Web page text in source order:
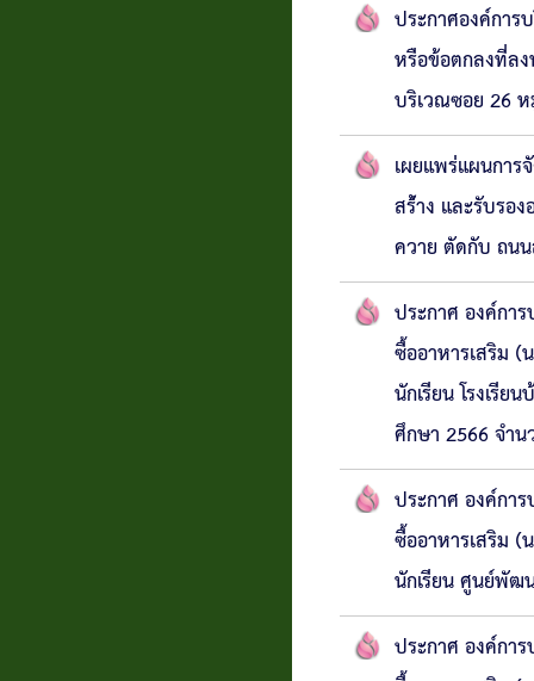
ประกาศองค์กา
หรือข้อตกลงที่ลง
บริเวณซอย 26
เผยแพร่แผนกา
สร้่าง และรับรอ
ควาย ตัดกับ ถน
ประกาศ องค์กา
ซื้ออาหารเสริม (
นักเรียน โรงเรี
ศึกษา 2566 จำ
ประกาศ องค์กา
ซื้ออาหารเสริม (
นักเรียน ศูนย์พัฒ
ประกาศ องค์กา